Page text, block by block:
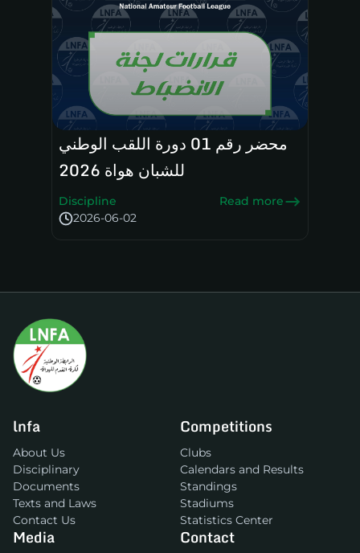
محضر رقم 01 دورة اللقب الوطني
للشبان هواة 2026
2026-06-02
Discipline Read more
lnfa
About Us
Disciplinary
Documents
Texts and Laws
Contact Us
Competitions
Clubs
Calendars and Results
Standings
Stadiums
Statistics Center
Media Contact